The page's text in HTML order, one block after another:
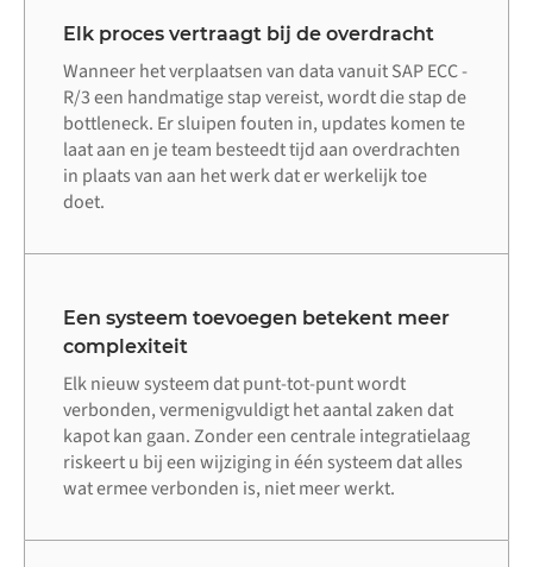
Elk proces vertraagt bij de overdracht
Wanneer het verplaatsen van data vanuit SAP ECC -
R/3 een handmatige stap vereist, wordt die stap de
bottleneck. Er sluipen fouten in, updates komen te
laat aan en je team besteedt tijd aan overdrachten
in plaats van aan het werk dat er werkelijk toe
doet.
Een systeem toevoegen betekent meer
complexiteit
Elk nieuw systeem dat punt-tot-punt wordt
verbonden, vermenigvuldigt het aantal zaken dat
kapot kan gaan. Zonder een centrale integratielaag
riskeert u bij een wijziging in één systeem dat alles
wat ermee verbonden is, niet meer werkt.